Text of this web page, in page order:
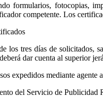
formularios, fotocopias,
competente. Los
los tres días de solicitados,
dar cuenta al superior
expedidos mediante agente
del Servicio de Publicidad